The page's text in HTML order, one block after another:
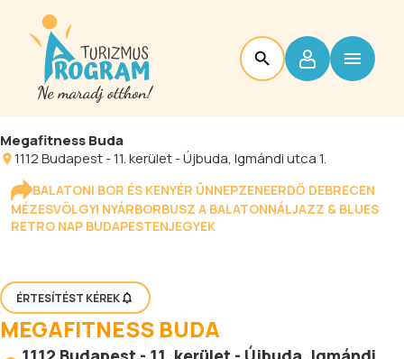
Megafitness Buda
1112Budapest-11. kerület - Újbuda, Igmándi utca 1.
BALATONI BOR ÉS KENYÉR ÜNNEPZENEERDŐ DEBRECEN
MÉZESVÖLGYI NYÁRBORBUSZ A BALATONNÁLJAZZ & BLUES
RETRO NAP BUDAPESTENJEGYEK
ÉRTESÍTÉST KÉREK
MEGAFITNESS BUDA